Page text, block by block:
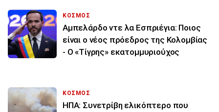
ΚΟΣΜΟΣ
Αμπελάρδο ντε λα Εσπριέγια: Ποιος
είναι ο νέος πρόεδρος της Κολομβίας
- Ο «Τίγρης» εκατομμυριούχος
ΚΟΣΜΟΣ
ΗΠΑ: Συνετρίβη ελικόπτερο που